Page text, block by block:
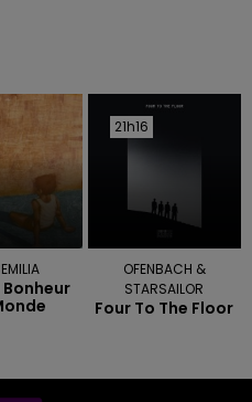
Bonheur
21h16
21h16
OFENBACH &
STARSAILOR
Four To The Floor